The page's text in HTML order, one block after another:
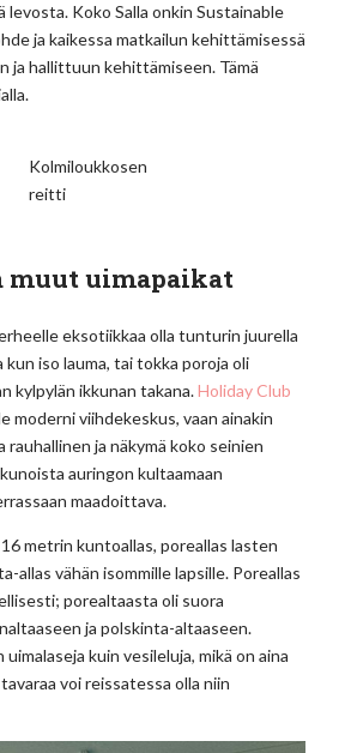
Koko Salla onkin Sustainable
ja kaikessa matkailun kehittämisessä
ja hallittuun kehittämiseen. Tämä
Kolmiloukkosen
reitti
muut uimapaikat
eksotiikkaa olla tunturin juurella
kun iso lauma, tai tokka poroja oli
kylpylän ikkunan takana.Holiday Club
moderni viihdekeskus, vaan ainakin
rauhallinen ja näkymä koko seinien
auringon kultaamaan
maadoittava.
metrin kuntoallas, poreallas lasten
allas vähän isommille lapsille. Poreallas
porealtaasta oli suora
ja polskinta-altaaseen.
kuin vesileluja, mikä on aina
voi reissatessa olla niin